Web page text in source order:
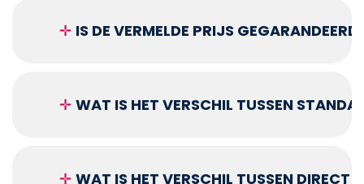
✛ IS DE VERMELDE PRIJS
✛ WAT IS HET VERSCHIL TUSSEN
✛ WAT IS HET VERSCHIL TUSSEN DIRECT